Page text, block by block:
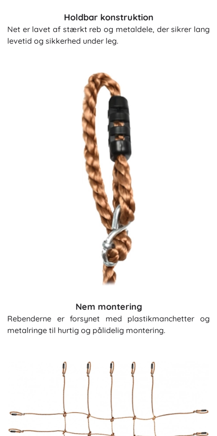
Holdbar konstruktion
Net er lavet af stærkt reb og metaldele, der sikrer lang
levetid og sikkerhed under leg.
Nem montering
Rebenderne er forsynet med plastikmanchetter og
metalringe til hurtig og pålidelig montering.